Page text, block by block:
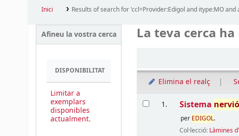
Inici Results of search for 'ccl=Provider:Edigol and itype:MO
Afineu la vostra cerca
DISPONIBILITAT
Limitar a
exemplars
disponibles
actualment.
La teva cerca
Elimina el realç
Resultats
1. Sistema
per EDIGOL.
Col·lecció: Làmines